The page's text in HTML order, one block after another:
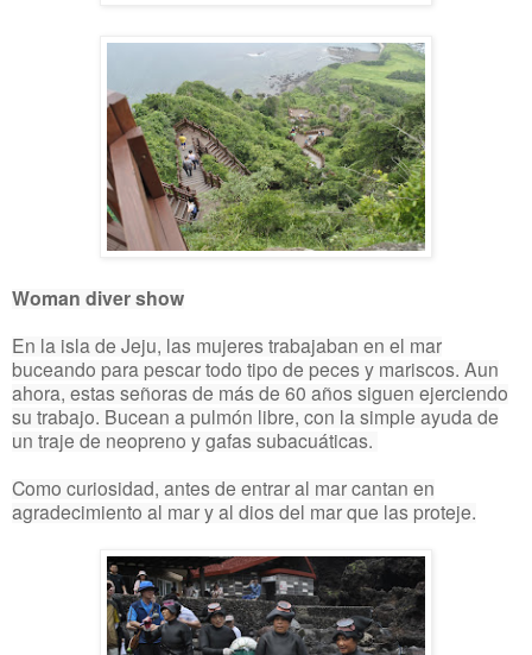
Woman diver show
En la isla de Jeju, las mujeres trabajaban en el mar
buceando para pescar todo tipo de peces y mariscos. Aun
ahora, estas señoras de más de 60 años siguen ejerciendo
su trabajo. Bucean a pulmón libre, con la simple ayuda de
un traje de neopreno y gafas subacuáticas.
Como curiosidad, antes de entrar al mar cantan en
agradecimiento al mar y al dios del mar que las proteje.